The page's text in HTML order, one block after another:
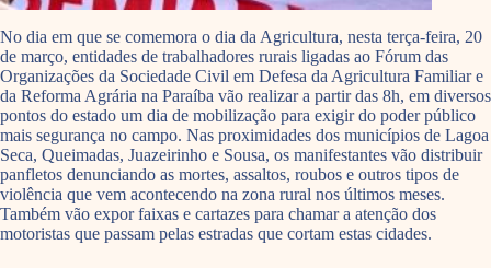
No dia em que se comemora o dia da Agricultura, nesta terça-feira, 20
de março, entidades de trabalhadores rurais ligadas ao Fórum das
Organizações da Sociedade Civil em Defesa da Agricultura Familiar e
da Reforma Agrária na Paraíba vão realizar a partir das 8h, em diversos
pontos do estado um dia de mobilização para exigir do poder público
mais segurança no campo. Nas proximidades dos municípios de Lagoa
Seca, Queimadas, Juazeirinho e Sousa, os manifestantes vão distribuir
panfletos denunciando as mortes, assaltos, roubos e outros tipos de
violência que vem acontecendo na zona rural nos últimos meses.
Também vão expor faixas e cartazes para chamar a atenção dos
motoristas que passam pelas estradas que cortam estas cidades.